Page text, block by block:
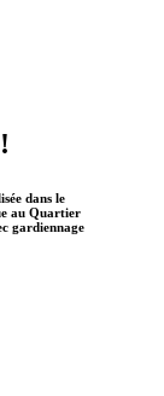
dans le
au Quartier
gardiennage